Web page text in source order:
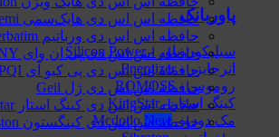
پاوربانک
سیلیکون پاور - Silicon Power
انرجایزر - Energizer
روموس - ROMOSS
کینگ استار - KingStar
مک دودو - Mcdodo
حافظه اس اس دی هایک‌سمی Hiksemi
حافظه اس اس دی ورباتیم Verbatim
حافظه اس اس دی پی ان وای PNY
حافظه اس اس دی پی کیو آی PQI
حافظه اس اس دی ژل Geil
حافظه اس اس دی کینگ استار Kingstar
حافظه اس اس دی کینگستون Kingston